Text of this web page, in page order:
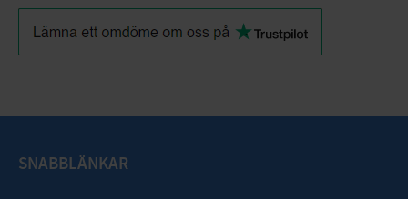
SNABBLÄNKAR